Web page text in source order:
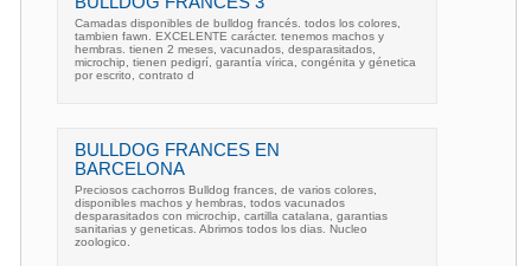
Camadas disponibles de bulldog francés. todos los colores,
tambien fawn. EXCELENTE carácter. tenemos machos y
hembras. tienen 2 meses, vacunados, desparasitados,
microchip, tienen pedigrí, garantía vírica, congénita y génetica
por escrito, contrato d
BULLDOG FRANCES EN
BARCELONA
Preciosos cachorros Bulldog frances, de varios colores,
disponibles machos y hembras, todos vacunados
desparasitados con microchip, cartilla catalana, garantias
sanitarias y geneticas. Abrimos todos los dias. Nucleo
zoologico.